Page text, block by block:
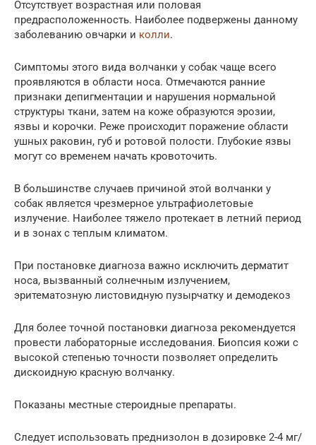
Отсутствует возрастная или половая
предрасположенность. Наиболее подвержены данному
заболеванию овчарки и колли.
Симптомы этого вида волчанки у собак чаще всего
проявляются в области носа. Отмечаются ранние
признаки депигментации и нарушения нормальной
структуры ткани, затем на коже образуются эрозии,
язвы и корочки. Реже происходит поражение области
ушных раковин, губ и ротовой полости. Глубокие язвы
могут со временем начать кровоточить.
В большинстве случаев причиной этой волчанки у
собак является чрезмерное ультрафиолетовые
излучение. Наиболее тяжело протекает в летний период
и в зонах с теплым климатом.
При постановке диагноза важно исключить дерматит
носа, вызванный солнечным излучением,
эритематозную листовидную пузырчатку и демодекоз
Для более точной постановки диагноза рекомендуется
провести лабораторные исследования. Биопсия кожи с
высокой степенью точности позволяет определить
дискоидную красную волчанку.
Показаны местные стероидные препараты.
Следует использовать преднизолон в дозировке 2-4 мг/